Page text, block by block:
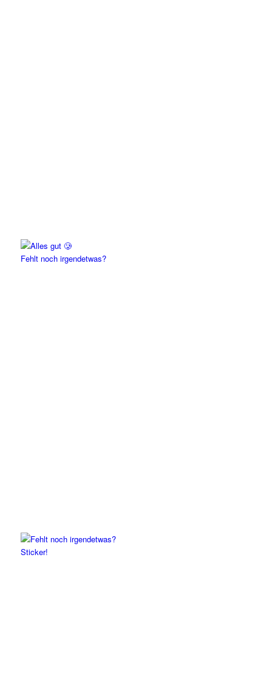
Fehlt noch irgendetwas?
Sticker!